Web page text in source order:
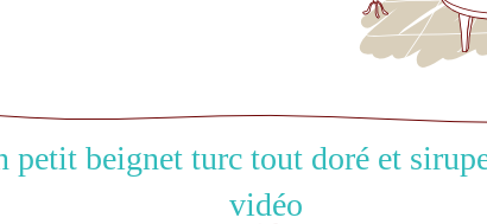
petit beignet turc tout doré et
vidéo